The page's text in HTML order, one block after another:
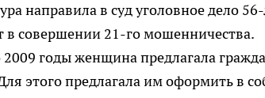
направила в суд уголовное дело
в совершении 21-го мошенничества.
2009 годы женщина предлагала
этого предлагала им оформить в